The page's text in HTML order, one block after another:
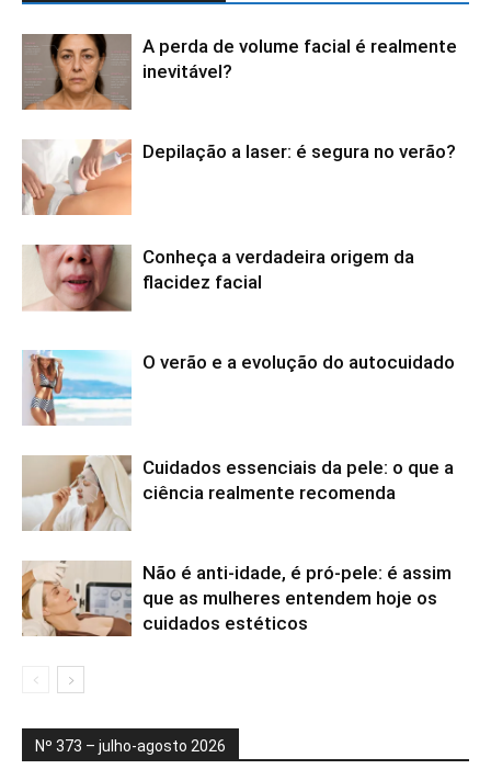
A perda de volume facial é realmente
inevitável?
Depilação a laser: é segura no verão?
Conheça a verdadeira origem da
flacidez facial
O verão e a evolução do autocuidado
Cuidados essenciais da pele: o que a
ciência realmente recomenda
Não é anti-idade, é pró-pele: é assim
que as mulheres entendem hoje os
cuidados estéticos
Nº 373 – julho-agosto 2026